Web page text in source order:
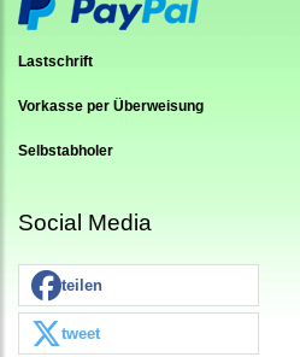
Lastschrift
Vorkasse per Überweisung
Selbstabholer
Social Media
teilen
tweet